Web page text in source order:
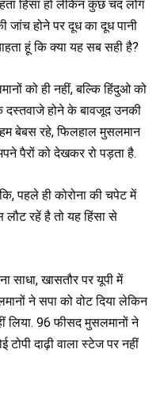
हिंसा हो लेकिन कुछ चंद लोग
जांच होने पर दूध का दूध पानी
हूं कि क्या यह सब सही है?
को ही नहीं, बल्कि हिंदुओ को
होने के बावजूद उनकी
बेबस रहे, फिलहाल मुसलमान
पैरों को देखकर रो पड़ता है.
पहले ही कोरोना की चपेट में
रहें है तो यह हिंसा से
साधा, खासतौर पर यूपी में
ने सपा को वोट दिया लेकिन
लिया. 96 फीसद मुसलमानों ने
दाढ़ी वाला स्टेज पर नहीं